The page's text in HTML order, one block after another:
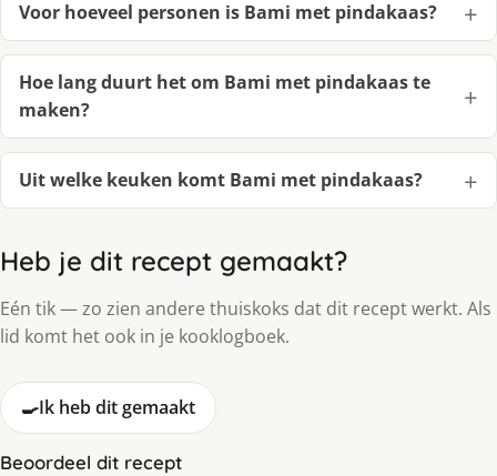
Voor hoeveel personen is Bami met pindakaas?
Hoe lang duurt het om Bami met pindakaas te
maken?
Uit welke keuken komt Bami met pindakaas?
Heb je dit recept gemaakt?
Eén tik — zo zien andere thuiskoks dat dit recept werkt. Als
lid komt het ook in je kooklogboek.
🍳Ik heb dit gemaakt
Beoordeel dit recept